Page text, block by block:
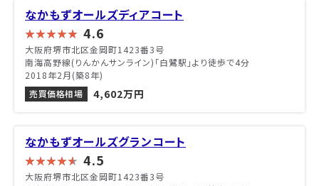
なかもずオールズディアコート
4.6
大阪府堺市北区金岡町1423番3号
南海高野線(りんかんサンライン)「白鷺駅」より徒歩で4分
2018年2月(築8年)
売買価格相場
4,602万円
なかもずオールズグランコート
4.5
大阪府堺市北区金岡町1423番3号